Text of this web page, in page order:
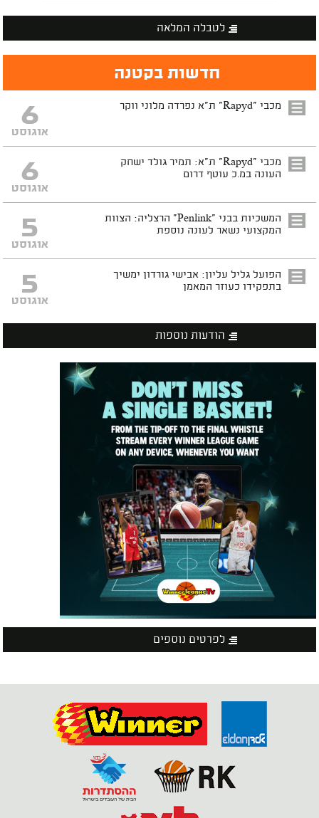
לטבלה המלאה
חדשות בקטנה
מכבי "Rapyd" ת"א נפרדה מלוני ווקר 6
אוגוסט
מכבי "Rapyd" ת"א: תמיר גולד ישחק
העונה במ.כ עוטף דרום
6
אוגוסט
המשכיות בבני "Penlink" הרצליה: הצוות
המקצועי נשאר לעונה נוספת
5
אוגוסט
הפועל גליל עליון: אבישי גורדון ימשיך
בתפקידו כעוזר המאמן
5
אוגוסט
הודעות נוספות
לפרטים נוספים